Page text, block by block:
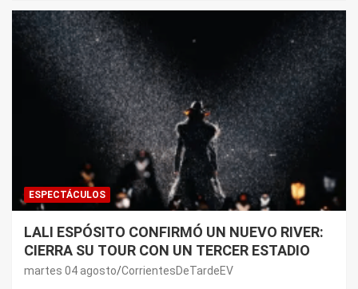
ESPECTÁCULOS
LALI ESPÓSITO CONFIRMÓ UN NUEVO RIVER:
CIERRA SU TOUR CON UN TERCER ESTADIO
martes 04 agosto CorrientesDeTardeEV